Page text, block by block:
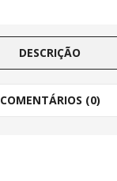
DESCRIÇÃO
COMENTÁRIOS (0)